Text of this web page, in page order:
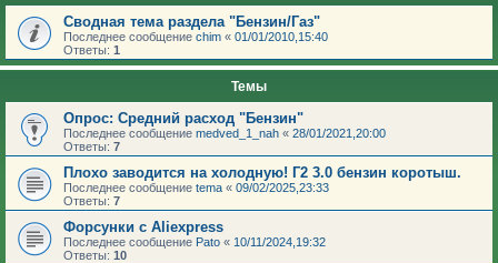
Сводная тема раздела "Бензин/Газ"
Последнее сообщение chim « 01/01/2010,15:40
Ответы: 1
Темы
Опрос: Средний расход "Бензин"
Последнее сообщение medved_1_nah « 28/01/2021,20:00
Ответы: 7
Плохо заводится на холодную! Г2 3.0 бензин коротыш.
Последнее сообщение tema « 09/02/2025,23:33
Ответы: 7
Форсунки с Aliexpress
Последнее сообщение Pato « 10/11/2024,19:32
Ответы: 10